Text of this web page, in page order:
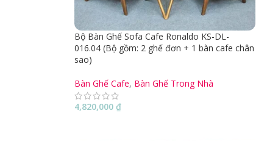
Bộ Bàn Ghế Sofa Cafe Ronaldo KS-DL-
016.04 (Bộ gồm: 2 ghế đơn + 1 bàn cafe chân
sao)
Bàn Ghế Cafe, Bàn Ghế Trong Nhà
4,820,000 ₫